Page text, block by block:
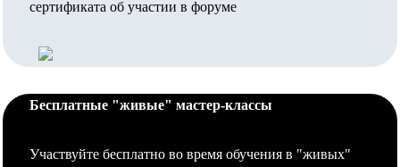
сертификата об участии в форуме
Бесплатные "живые" мастер-классы
Участвуйте бесплатно во время обучения в "живых"